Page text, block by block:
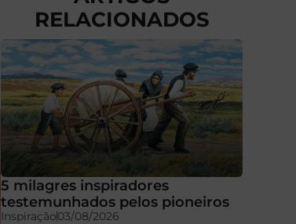
RELACIONADOS
5 milagres inspiradores
testemunhados pelos pioneiros
Inspiração03/08/2026